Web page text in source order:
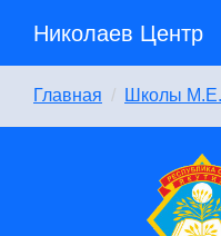
Николаев Центр
Главная Школы